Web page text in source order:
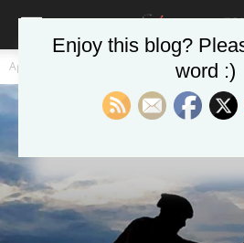
Αρχική Άρθρα
Enjoy this blog?
word :)